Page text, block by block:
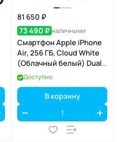
81 650 ₽
73 490 ₽ наличными
Смартфон Apple iPhone
Air, 256 ГБ, Cloud White
(Облачный белый) Dual
eSIM
Доступно
В корзину